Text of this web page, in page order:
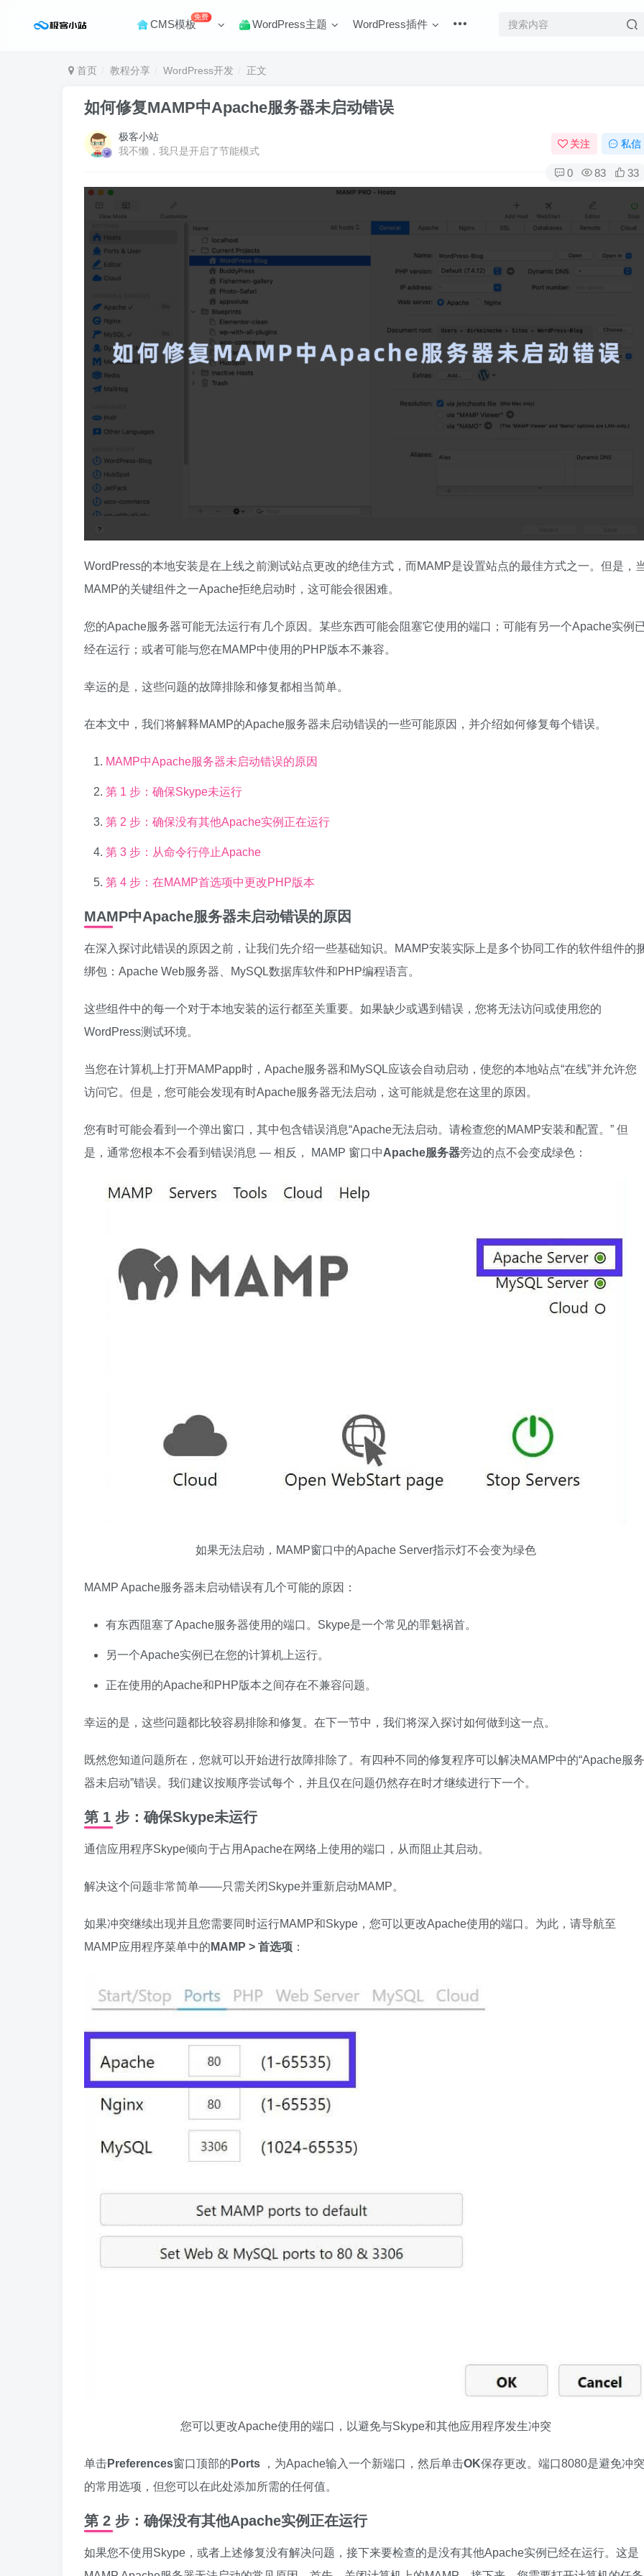
CMS模板
免费
WordPress主题 WordPress插件
首页 教程分享 WordPress开发 正文
如何修复MAMP中Apache服务器未启动错误
极客小站
我不懒，我只是开启了节能模式
关注 私信
0 83 33
WordPress的本地安装是在上线之前测试站点更改的绝佳方式，而MAMP是设置站点的最佳方式之一。但是，
MAMP的关键组件之一Apache拒绝启动时，这可能会很困难。
您的Apache服务器可能无法运行有几个原因。某些东西可能会阻塞它使用的端口；可能有另一个Apache实例
经在运行；或者可能与您在MAMP中使用的PHP版本不兼容。
幸运的是，这些问题的故障排除和修复都相当简单。
在本文中，我们将解释MAMP的Apache服务器未启动错误的一些可能原因，并介绍如何修复每个错误。
MAMP中Apache服务器未启动错误的原因
第 1 步：确保Skype未运行
第 2 步：确保没有其他Apache实例正在运行
第 3 步：从命令行停止Apache
第 4 步：在MAMP首选项中更改PHP版本
MAMP中Apache服务器未启动错误的原因
在深入探讨此错误的原因之前，让我们先介绍一些基础知识。MAMP安装实际上是多个协同工作的软件组件的
绑包：Apache Web服务器、MySQL数据库软件和PHP编程语言。
这些组件中的每一个对于本地安装的运行都至关重要。如果缺少或遇到错误，您将无法访问或使用您的
WordPress测试环境。
当您在计算机上打开MAMPapp时，Apache服务器和MySQL应该会自动启动，使您的本地站点“在线”并允许您
访问它。但是，您可能会发现有时Apache服务器无法启动，这可能就是您在这里的原因。
您有时可能会看到一个弹出窗口，其中包含错误消息“Apache无法启动。请检查您的MAMP安装和配置。” 但
是，通常您根本不会看到错误消息 — 相反， MAMP 窗口中Apache服务器旁边的点不会变成绿色：
如果无法启动，MAMP窗口中的Apache Server指示灯不会变为绿色
MAMP Apache服务器未启动错误有几个可能的原因：
有东西阻塞了Apache服务器使用的端口。Skype是一个常见的罪魁祸首。
另一个Apache实例已在您的计算机上运行。
正在使用的Apache和PHP版本之间存在不兼容问题。
幸运的是，这些问题都比较容易排除和修复。在下一节中，我们将深入探讨如何做到这一点。
既然您知道问题所在，您就可以开始进行故障排除了。有四种不同的修复程序可以解决MAMP中的“Apache服务
器未启动”错误。我们建议按顺序尝试每个，并且仅在问题仍然存在时才继续进行下一个。
第 1 步：确保Skype未运行
通信应用程序Skype倾向于占用Apache在网络上使用的端口，从而阻止其启动。
解决这个问题非常简单——只需关闭Skype并重新启动MAMP。
如果冲突继续出现并且您需要同时运行MAMP和Skype，您可以更改Apache使用的端口。为此，请导航至
MAMP应用程序菜单中的 MAMP > 首选项 ：
您可以更改Apache使用的端口，以避免与Skype和其他应用程序发生冲突
单击Preferences窗口顶部的 Ports ，为Apache输入一个新端口，然后单击OK保存更改。端口8080是避免冲突
的常用选项，但您可以在此处添加所需的任何值。
第 2 步：确保没有其他Apache实例正在运行
如果您不使用Skype，或者上述修复没有解决问题，接下来要检查的是没有其他Apache实例已经在运行。这是